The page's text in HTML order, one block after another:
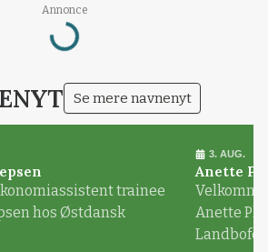
Annonce
Loading...
Se mere navnenyt
trainee
hos Østdansk
3. AUG.
Anette
Anette